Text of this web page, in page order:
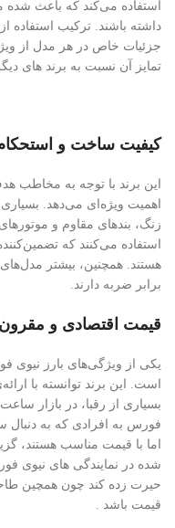
استفاده می‌کند که باعث
داشته باشند. ترکیب استفاده
جزئیات خاص در هر مدل از
تمایز آن نسبت به برند های
کیفیت ساخت و
این برند با توجه به مخاطب
اهمیت ویژه‌ای می‌دهد.
زنگ، بندهای مقاوم و
استفاده می‌کنند که
هستند. همچنین، بیشتر
برابر ضربه دارند.
قیمت اقتصادی و
یکی از ویژگی‌های بارز
است. این برند توانسته با
بسیاری از رقبا، در بازار
فورس به افرادی که به دنبال
اما با قیمت مناسب هستند،
شده در نمایندگی های نیوی
حیرت زده کند چون همچین طاحی
قیمت باشد .